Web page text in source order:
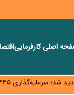
اصلیکارفرمایی
نباشند؛ خرید
۳۴۵ میلیارد دلاری اوراسیا تا ۲۰۳۵
مصرف‌کننده بیشتر